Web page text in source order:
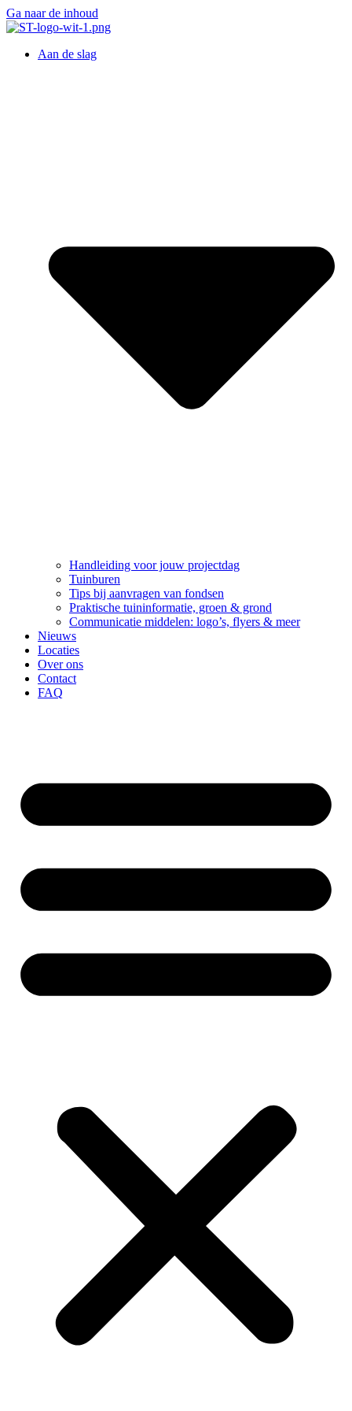
Ga naar de inhoud
Aan de slag
Handleiding voor jouw projectdag
Tuinburen
Tips bij aanvragen van fondsen
Praktische tuininformatie, groen & grond
Communicatie middelen: logo’s, flyers & meer
Nieuws
Locaties
Over ons
Contact
FAQ